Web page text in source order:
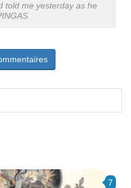
told me yesterday as he
7